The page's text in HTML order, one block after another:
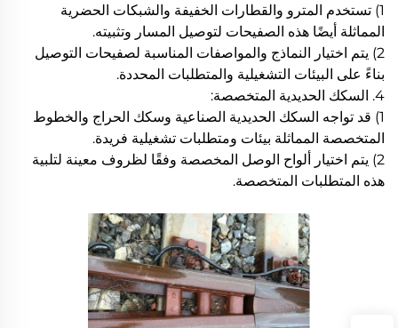
1) تستخدم المترو والقطارات الخفيفة والشبكات الحضرية
المماثلة أيضًا هذه الصفيحات لتوصيل المسار وتثبيته.
2) يتم اختيار النماذج والمواصفات المناسبة لصفيحات التوصيل
بناءً على البيئات التشغيلية والمتطلبات المحددة.
4. السكك الحديدية المتخصصة:
1) قد تواجه السكك الحديدية الصناعية وسكك الحراج والخطوط
المتخصصة المماثلة بيئات ومتطلبات تشغيلية فريدة.
2) يتم اختيار ألواح الوصل المخصصة وفقًا لظروف معينة لتلبية
هذه المتطلبات المتخصصة.